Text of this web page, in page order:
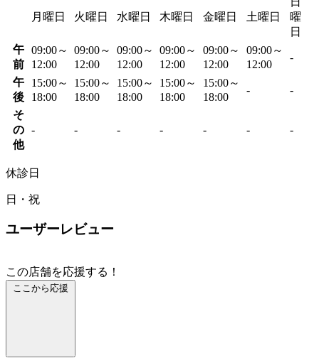
月曜日 火曜日 水曜日 木曜日 金曜日 土曜日
曜
日
午
前
09:00～
12:00
09:00～
12:00
09:00～
12:00
09:00～
12:00
09:00～
12:00
09:00～
12:00
-
午
後
15:00～
18:00
15:00～
18:00
15:00～
18:00
15:00～
18:00
15:00～
18:00
- -
そ
の
他
- - - - - - -
休診日
日・祝
ユーザーレビュー
この店舗を応援する！
ここから応援